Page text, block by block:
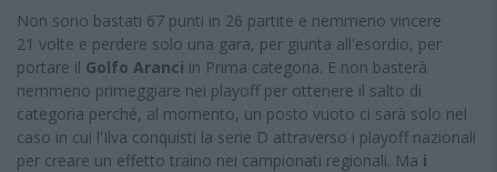
Non sono bastati 67 punti in 26 partite e nemmeno vincere
21 volte e perdere solo una gara, per giunta all'esordio, per
portare il Golfo Aranci in Prima categoria. E non basterà
nemmeno primeggiare nei playoff per ottenere il salto di
categoria perché, al momento, un posto vuoto ci sarà solo nel
caso in cui l'Ilva conquisti la serie D attraverso i playoff nazionali
per creare un effetto traino nei campionati regionali. Ma i